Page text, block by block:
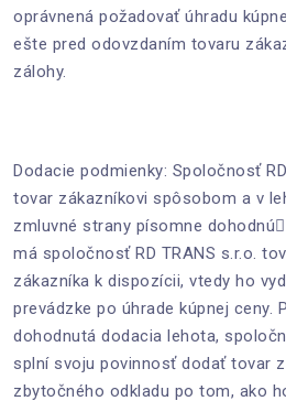
oprávnená požadovať úhradu
ešte pred odovzdaním tovaru
zálohy.
Dodacie podmienky: Spoločnosť
tovar zákazníkovi spôsobom a v
zmluvné strany písomne
má spoločnosť RD TRANS s.r.o.
zákazníka k dispozícii, vtedy ho
prevádzke po úhrade kúpnej ceny.
dohodnutá dodacia lehota,
splní svoju povinnosť dodať tovar
zbytočného odkladu po tom, ako